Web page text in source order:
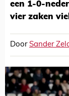
een 1-0-
vier zaken
Door Sander